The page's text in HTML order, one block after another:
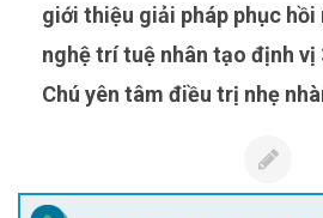
giới thiệu giải pháp phục hồi
nghệ trí tuệ nhân tạo định vị
Chú yên tâm điều trị nhẹ